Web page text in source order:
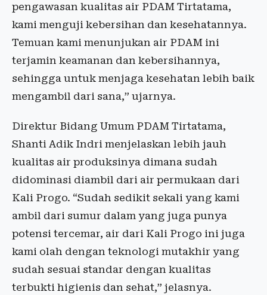
pengawasan kualitas air PDAM Tirtatama,
kami menguji kebersihan dan kesehatannya.
Temuan kami menunjukan air PDAM ini
terjamin keamanan dan kebersihannya,
sehingga untuk menjaga kesehatan lebih baik
mengambil dari sana,” ujarnya.
Direktur Bidang Umum PDAM Tirtatama,
Shanti Adik Indri menjelaskan lebih jauh
kualitas air produksinya dimana sudah
didominasi diambil dari air permukaan dari
Kali Progo. “Sudah sedikit sekali yang kami
ambil dari sumur dalam yang juga punya
potensi tercemar, air dari Kali Progo ini juga
kami olah dengan teknologi mutakhir yang
sudah sesuai standar dengan kualitas
terbukti higienis dan sehat,” jelasnya.